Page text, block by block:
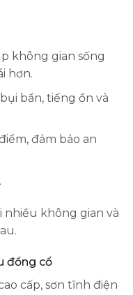
không gian sống
hơn.
bẩn, tiếng ồn và
đảm bảo an
nhiều không gian và
đồng cổ
cấp, sơn tĩnh điện